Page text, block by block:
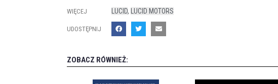
WIĘCEJ LUCID, LUCID MOTORS
UDOSTĘPNIJ
ZOBACZ RÓWNIEŻ: